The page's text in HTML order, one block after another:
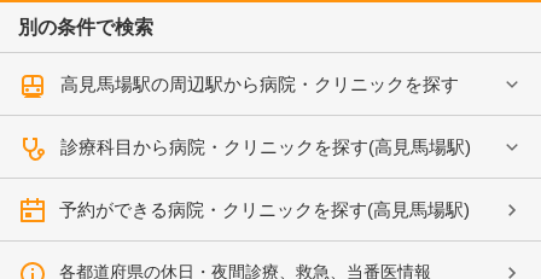
別の条件で検索
高見馬場駅の周辺駅から病院・クリニックを探す
診療科目から病院・クリニックを探す(高見馬場駅)
予約ができる病院・クリニックを探す(高見馬場駅)
各都道府県の休日・夜間診療、救急、当番医情報